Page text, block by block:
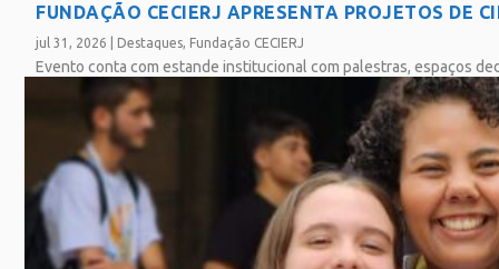
FUNDAÇÃO CECIERJ APRESENTA PROJETOS DE
jul 31, 2026 Destaques, Fundação CECIERJ
Evento conta com estande institucional com palestras, espaços
SAIBA MAIS